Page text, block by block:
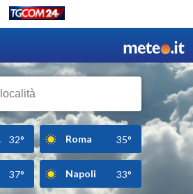
32° Roma 35°
37° Napoli 33°